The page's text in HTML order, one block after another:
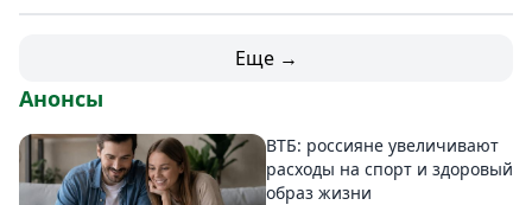
Еще →
Анонсы
ВТБ: россияне увеличивают
расходы на спорт и здоровый
образ жизни